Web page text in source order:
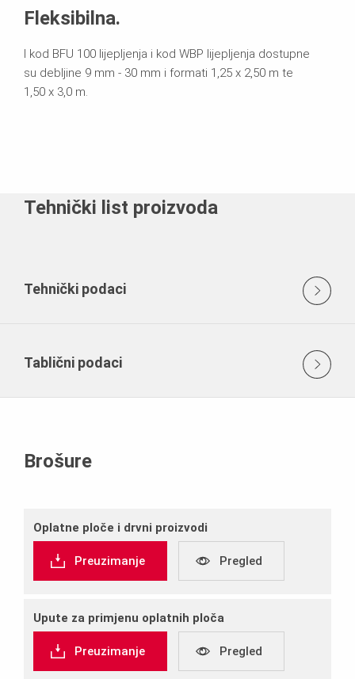
Fleksibilna.
I kod BFU 100 lijepljenja i kod WBP lijepljenja dostupne
su debljine 9 mm - 30 mm i formati 1,25 x 2,50 m te
1,50 x 3,0 m.
Tehnički list proizvoda
Tehnički podaci
Tablični podaci
Brošure
Oplatne ploče i drvni proizvodi
Preuzimanje Pregled
Upute za primjenu oplatnih ploča
Preuzimanje Pregled